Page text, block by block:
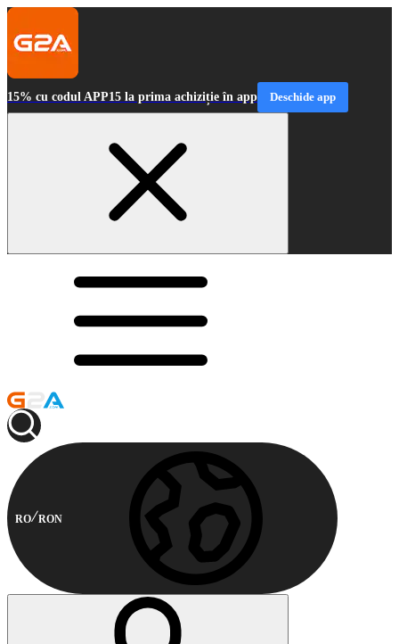
15% cu codul APP15 la prima achiziție în app Deschide app
RO RON